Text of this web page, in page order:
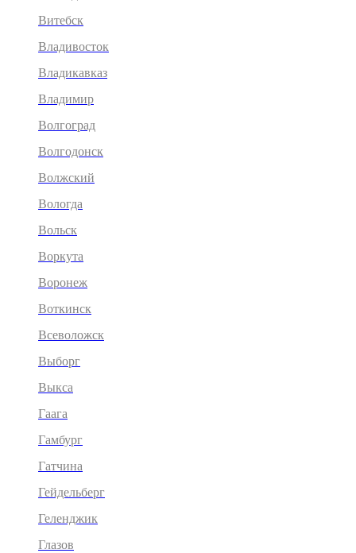
Витебск
Владивосток
Владикавказ
Владимир
Волгоград
Волгодонск
Волжский
Вологда
Вольск
Воркута
Воронеж
Воткинск
Всеволожск
Выборг
Выкса
Гаага
Гамбург
Гатчина
Гейдельберг
Геленджик
Глазов